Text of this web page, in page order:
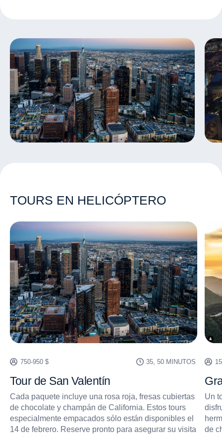
TOURS EN HELICÓPTERO
750-950 $ 35, 50 MINUTOS
Tour de San Valentín
Cada paquete incluye una rosa roja, fresas cubiertas
de chocolate y champán de California. Estos tours
especialmente empacados sólo están disponibles el
14 de febrero. Reserve pronto para asegurar su visita
Un
de